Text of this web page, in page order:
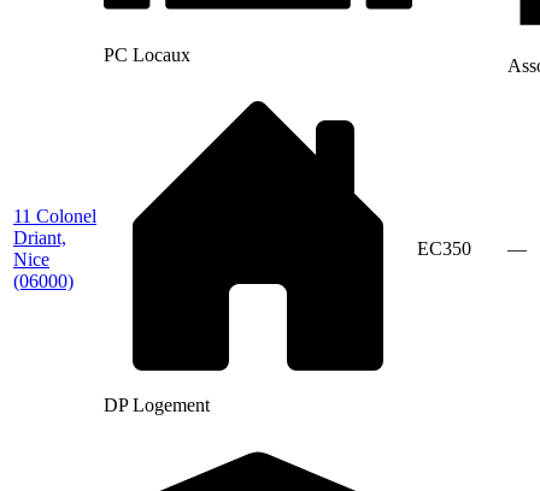
PC Locaux
11 Colonel
Driant,
Nice
(06000)
DP Logement
EC350 —